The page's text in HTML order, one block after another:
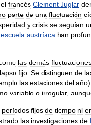
el francés Clement Juglar
parte de una fluctuación
y crisis se seguían
escuela austríaca han
las demás fluctuaciones
lapso fijo Se distinguen de
las estaciones del año)
variable o irregular,
períodos fijos de tiempo ni
las investigaciones de